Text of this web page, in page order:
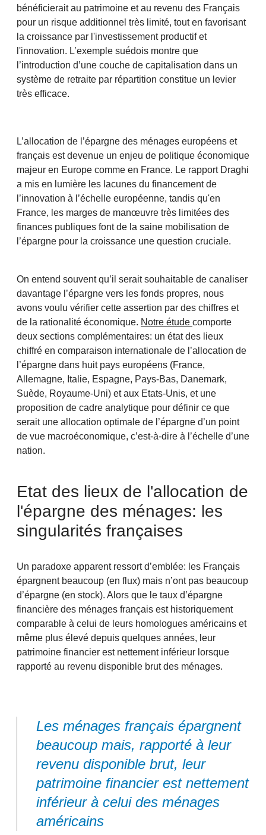
bénéficierait au patrimoine et au revenu des Français
pour un risque additionnel très limité, tout en favorisant
la croissance par l'investissement productif et
l'innovation. L’exemple suédois montre que
l’introduction d’une couche de capitalisation dans un
système de retraite par répartition constitue un levier
très efficace.
L’allocation de l’épargne des ménages européens et
français est devenue un enjeu de politique économique
majeur en Europe comme en France. Le rapport Draghi
a mis en lumière les lacunes du financement de
l’innovation à l’échelle européenne, tandis qu'en
France, les marges de manœuvre très limitées des
finances publiques font de la saine mobilisation de
l’épargne pour la croissance une question cruciale.
On entend souvent qu’il serait souhaitable de canaliser
davantage l’épargne vers les fonds propres, nous
avons voulu vérifier cette assertion par des chiffres et
de la rationalité économique. Notre étude comporte
deux sections complémentaires: un état des lieux
chiffré en comparaison internationale de l’allocation de
l’épargne dans huit pays européens (France,
Allemagne, Italie, Espagne, Pays-Bas, Danemark,
Suède, Royaume-Uni) et aux Etats-Unis, et une
proposition de cadre analytique pour définir ce que
serait une allocation optimale de l’épargne d’un point
de vue macroéconomique, c’est-à-dire à l’échelle d’une
nation.
Etat des lieux de l'allocation de
l'épargne des ménages: les
singularités françaises
Un paradoxe apparent ressort d’emblée: les Français
épargnent beaucoup (en flux) mais n’ont pas beaucoup
d’épargne (en stock). Alors que le taux d’épargne
financière des ménages français est historiquement
comparable à celui de leurs homologues américains et
même plus élevé depuis quelques années, leur
patrimoine financier est nettement inférieur lorsque
rapporté au revenu disponible brut des ménages.
Les ménages français épargnent
beaucoup mais, rapporté à leur
revenu disponible brut, leur
patrimoine financier est nettement
inférieur à celui des ménages
américains